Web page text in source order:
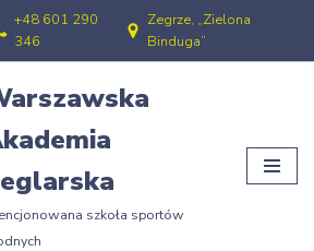
+48 601 290
346
Zegrze, „Zielona
Binduga”
szkoła sportów